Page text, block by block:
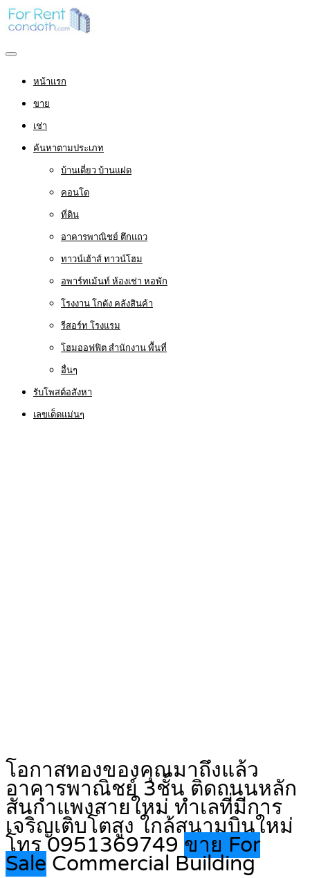
หน้าแรก
ขาย
เช่า
ค้นหาตามประเภท
บ้านเดี่ยว บ้านแฝด
คอนโด
ที่ดิน
อาคารพาณิชย์ ตึกแถว
ทาวน์เฮ้าส์ ทาวน์โฮม
อพาร์ทเม้นท์ ห้องเช่า หอพัก
โรงงาน โกดัง คลังสินค้า
รีสอร์ท โรงแรม
โฮมออฟฟิต สำนักงาน พื้นที่
อื่นๆ
รับโพสต์อสังหา
เลขเด็ดแม่นๆ
โอกาสทองของคุณมาถึงแล้ว
อาคารพาณิชย์ 3ชั้น ติดถนนหลัก
สันกำแพงสายใหม่ ทำเลที่มีการ
เจริญเติบโตสูง ใกล้สนามบินใหม่
โทร 0951369749 ขาย For
Sale Commercial Building